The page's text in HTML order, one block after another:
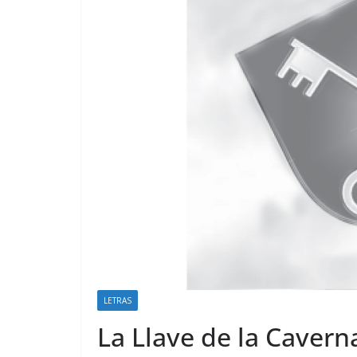
LETRAS
La Llave de la